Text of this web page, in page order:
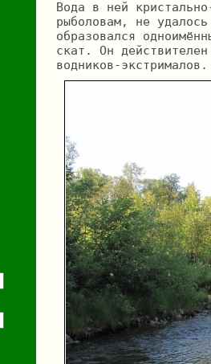
Вода в ней
рыболовам, не
образовался
скат. Он
водников-